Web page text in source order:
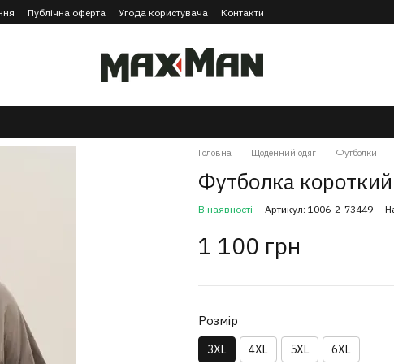
Публічна оферта Угода користувача Контакти
Головна Щоденний одяг Футболки
Футболка
В наявності Артикул: 1006-2-73449
1 100 грн
Розмір
3XL 4XL 5XL 6XL